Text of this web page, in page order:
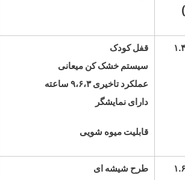
قفل کودک
سیستم خشک کن میعانی
عملکرد تاخیری ۹،۶،۳ ساعته
دارای نمایشگر
قابلیت میوه شویی
طرح شیشه ای